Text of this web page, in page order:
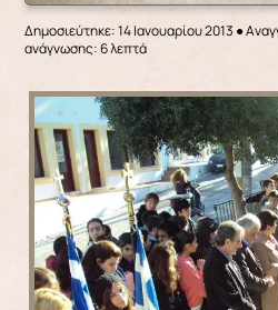
Δημοσιεύτηκε: 14 Ιανουαρίου 2013 ●
ανάγνωσης: 6 λεπτά